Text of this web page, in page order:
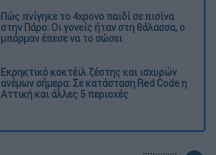
Πώς πνίγηκε το 4χρονο παιδί σε πισίνα
στην Πάρο: Οι γονείς ήταν στη θάλασσα, ο
μπάρμαν έπεσε να το σώσει
Εκρηκτικό κοκτέιλ ζέστης και ισχυρών
ανέμων σήμερα: Σε κατάσταση Red Code η
Αττική και άλλες 5 περιοχές